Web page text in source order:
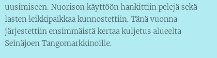
uusimiseen. Nuorison käyttöön hankittiin pelejä sekä
lasten leikkipaikkaa kunnostettiin. Tänä vuonna
järjestettiin ensimmäistä kertaa kuljetus alueelta
Seinäjoen Tangomarkkinoille.